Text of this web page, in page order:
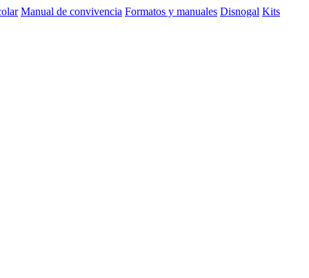
Manual de convivencia Formatos y manuales Disnogal Kits